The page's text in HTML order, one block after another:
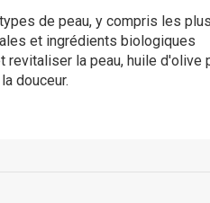
de peau, y compris les plus
et ingrédients biologiques
revitaliser la peau, huile d'olive
douceur.